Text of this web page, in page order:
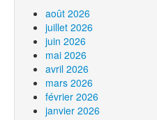
août 2026
juillet 2026
juin 2026
mai 2026
avril 2026
mars 2026
février 2026
janvier 2026